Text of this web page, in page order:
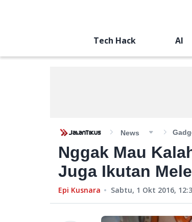
Tech Hack AI
News
Nggak Mau
Juga Ikutan
Epi Kusnara Sabtu, 1 Okt 2016,